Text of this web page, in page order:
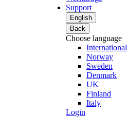
Support
English
Back
Choose language
International
Norway
Sweden
Denmark
UK
Finland
Italy
Login